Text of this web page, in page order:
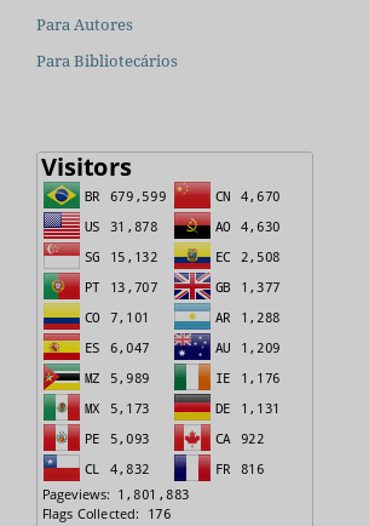
Para Autores
Para Bibliotecários